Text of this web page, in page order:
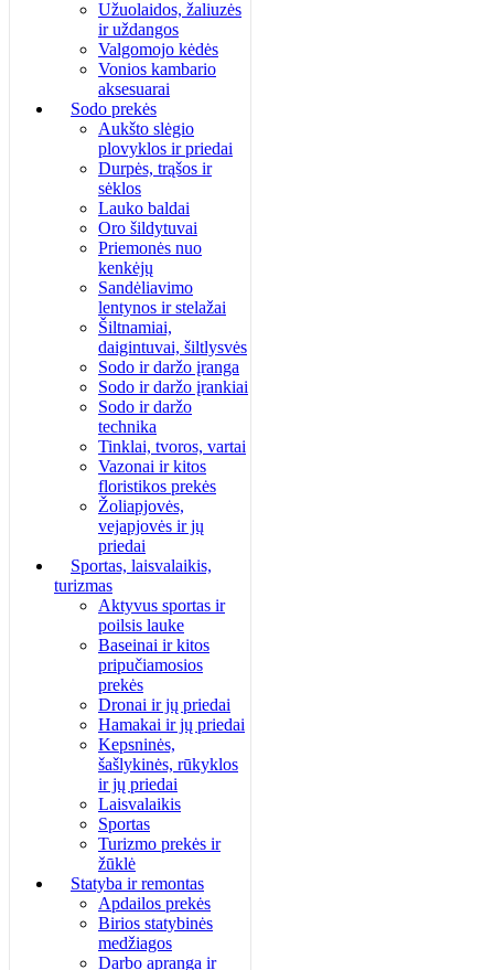
Užuolaidos, žaliuzės
ir uždangos
Valgomojo kėdės
Vonios kambario
aksesuarai
Sodo prekės
Aukšto slėgio
plovyklos ir priedai
Durpės, trąšos ir
sėklos
Lauko baldai
Oro šildytuvai
Priemonės nuo
kenkėjų
Sandėliavimo
lentynos ir stelažai
Šiltnamiai,
daigintuvai, šiltlysvės
Sodo ir daržo įranga
Sodo ir daržo įrankiai
Sodo ir daržo
technika
Tinklai, tvoros, vartai
Vazonai ir kitos
floristikos prekės
Žoliapjovės,
vejapjovės ir jų
priedai
Sportas, laisvalaikis,
turizmas
Aktyvus sportas ir
poilsis lauke
Baseinai ir kitos
pripučiamosios
prekės
Dronai ir jų priedai
Hamakai ir jų priedai
Kepsninės,
šašlykinės, rūkyklos
ir jų priedai
Laisvalaikis
Sportas
Turizmo prekės ir
žūklė
Statyba ir remontas
Apdailos prekės
Birios statybinės
medžiagos
Darbo apranga ir